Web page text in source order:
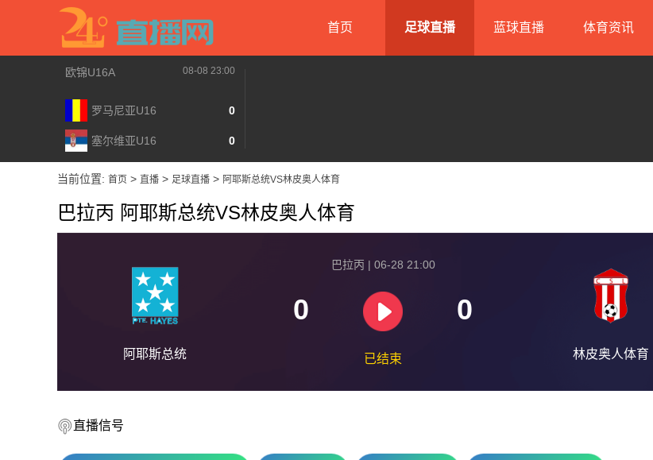
首页 足球直播 蓝球直播 体育资讯
欧锦U16A 08-08 23:00
罗马尼亚U16 0
塞尔维亚U16 0
当前位置: 首页 > 直播 > 足球直播 > 阿耶斯总统VS林皮奥人体育
巴拉丙 阿耶斯总统VS林皮奥人体育
阿耶斯总统
巴拉丙 | 06-28 21:00
0 0
已结束 林皮奥人体育
直播信号